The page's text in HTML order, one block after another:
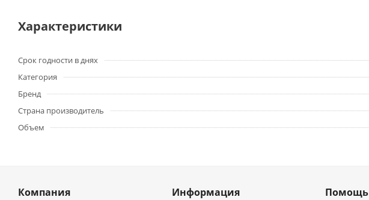
Характеристики
Срок годности в днях
Категория
Бренд
Страна производитель
Объем
Компания Информация Помощь